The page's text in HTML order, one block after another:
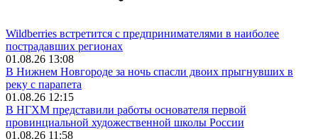
Wildberries встретится с предпринимателями в наиболее
пострадавших регионах
01.08.26 13:08
В Нижнем Новгороде за ночь спасли двоих прыгнувших в
реку с парапета
01.08.26 12:15
В НГХМ представили работы основателя первой
провинциальной художественной школы России
01.08.26 11:58